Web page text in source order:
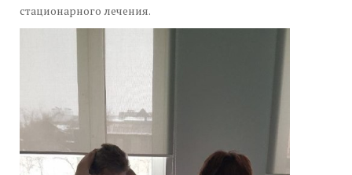
стационарного лечения.